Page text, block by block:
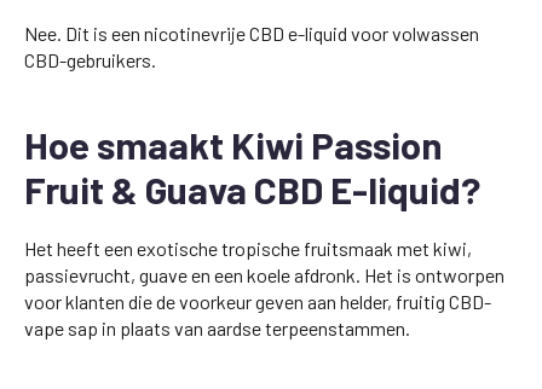
Nee. Dit is een nicotinevrije CBD e-liquid voor volwassen
CBD-gebruikers.
Hoe smaakt Kiwi Passion
Fruit & Guava CBD E-liquid?
Het heeft een exotische tropische fruitsmaak met kiwi,
passievrucht, guave en een koele afdronk. Het is ontworpen
voor klanten die de voorkeur geven aan helder, fruitig CBD-
vape sap in plaats van aardse terpeenstammen.